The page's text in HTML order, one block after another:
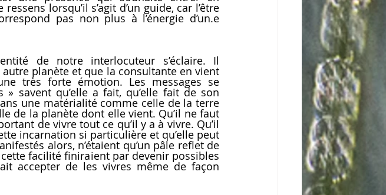
lorsqu’il s’agit d’un guide, car l’être
pas non plus à l’énergie d’un.e
de notre interlocuteur s’éclaire. Il
autre planète et que la consultante en vient
très forte émotion. Les messages se
savent qu’elle a fait, qu’elle fait de son
une matérialité comme celle de la terre
de la planète dont elle vient. Qu’il ne faut
de vivre tout ce qu’il y a à vivre. Qu’il
incarnation si particulière et qu’elle peut
alors, n’étaient qu’un pâle reflet de
facilité finiraient par devenir possibles
accepter de les vivres même de façon